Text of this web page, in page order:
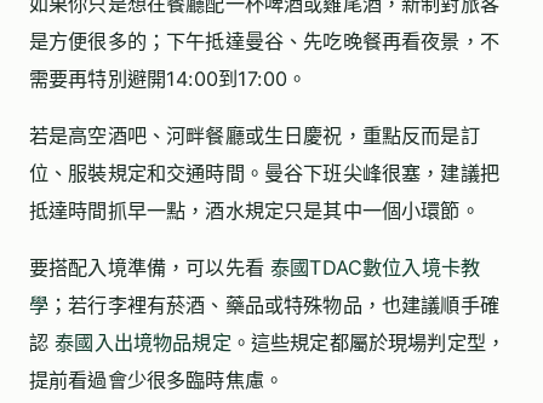
是方便很多的；下午抵達曼谷、先吃晚餐再看夜景，不
需要再特別避開14:00到17:00。
若是高空酒吧、河畔餐廳或生日慶祝，重點反而是訂
位、服裝規定和交通時間。曼谷下班尖峰很塞，建議把
抵達時間抓早一點，酒水規定只是其中一個小環節。
要搭配入境準備，可以先看泰國TDAC數位入境卡教
學 ；若行李裡有菸酒、藥品或特殊物品，也建議順手確
認泰國入出境物品規定 。這些規定都屬於現場判定型，
提前看過會少很多臨時焦慮。